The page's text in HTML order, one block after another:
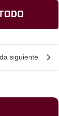
siguiente